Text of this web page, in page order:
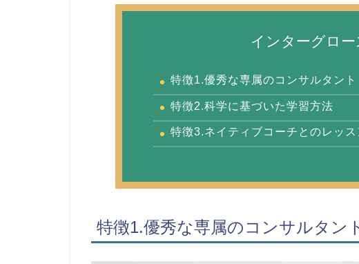
インターグロ
特徴1.優秀な専属のコンサルタント
特徴2.科学に基づいた学習方法
特徴3.ネイティブコーチとのレッス
特徴1.優秀な専属のコンサルタン